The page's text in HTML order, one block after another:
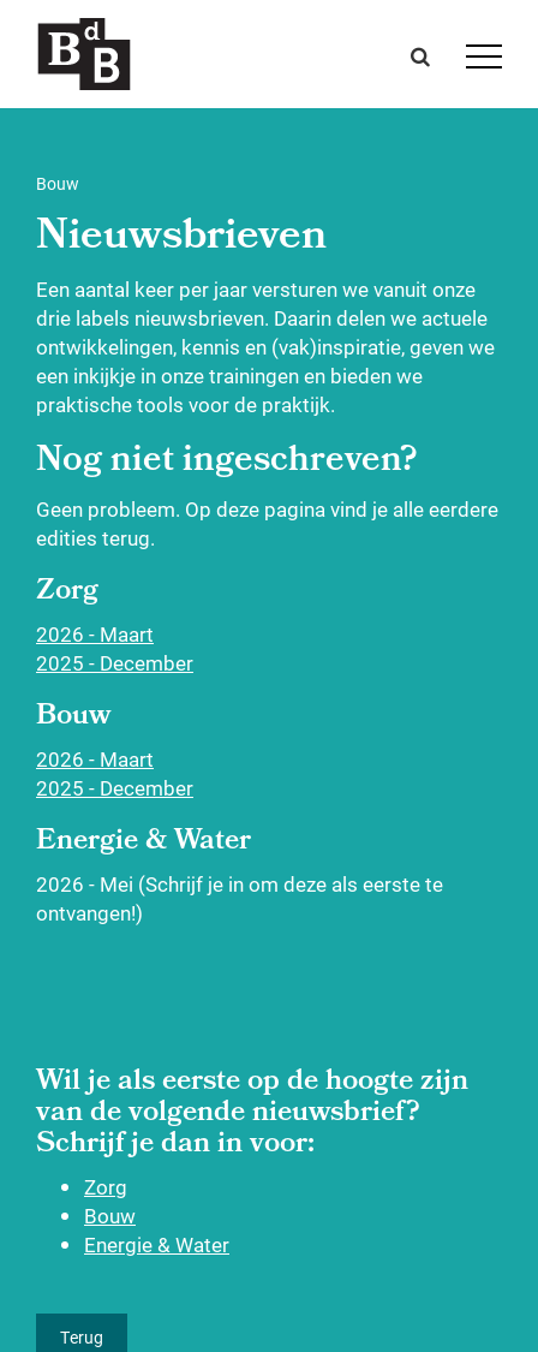
Bouw
Nieuwsbrieven
Een aantal keer per jaar versturen we vanuit onze
drie labels nieuwsbrieven. Daarin delen we actuele
ontwikkelingen, kennis en (vak)inspiratie, geven we
een inkijkje in onze trainingen en bieden we
praktische tools voor de praktijk.
Nog niet ingeschreven?
Geen probleem. Op deze pagina vind je alle eerdere
edities terug.
Zorg
2026 - Maart
2025 - December
Bouw
2026 - Maart
2025 - December
Energie & Water
2026 - Mei (Schrijf je in om deze als eerste te
ontvangen!)
Wil je als eerste op de hoogte zijn
van de volgende nieuwsbrief?
Schrijf je dan in voor:
Zorg
Bouw
Energie & Water
Terug